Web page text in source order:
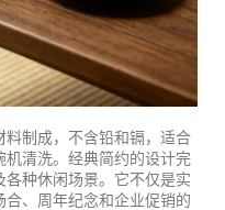
制成，不含铅和镉，适合
机清洗。经典简约的设计完
种休闲场景。它不仅是实
、周年纪念和企业促销的